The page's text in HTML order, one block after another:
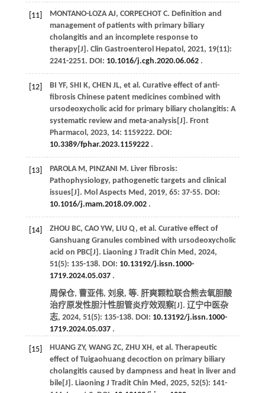
[11] MONTANO-LOZA AJ, CORPECHOT C. Definition and
management of patients with primary biliary
cholangitis and an incomplete response to
therapy[J]. Clin Gastroenterol Hepatol , 2021, 19(11):
2241-2251. DOI: 10.1016/j.cgh.2020.06.062.
[12] BI YF, SHI K, CHEN JL, et al . Curative effect of anti-
fibrosis Chinese patent medicines combined with
ursodeoxycholic acid for primary biliary cholangitis: A
systematic review and meta-analysis[J]. Front
Pharmacol , 2023, 14: 1159222. DOI:
10.3389/fphar.2023.1159222.
[13] PAROLA M, PINZANI M. Liver fibrosis:
Pathophysiology, pathogenetic targets and clinical
issues[J]. Mol Aspects Med , 2019, 65: 37-55. DOI:
10.1016/j.mam.2018.09.002.
[14] ZHOU BC, CAO YW, LIU Q, et al . Curative effect of
Ganshuang Granules combined with ursodeoxycholic
acid on PBC[J]. Liaoning J Tradit Chin Med , 2024,
51(5): 135-138. DOI: 10.13192/j.issn.1000-
1719.2024.05.037.
周保仓, 曹亚伟, 刘泉, 等. 肝爽颗粒联合熊去氧胆酸
治疗原发性胆汁性胆管炎疗效观察[J]. 辽宁中医杂
志, 2024, 51(5): 135-138. DOI: 10.13192/j.issn.1000-
1719.2024.05.037.
[15] HUANG ZY, WANG ZC, ZHU XH, et al . Therapeutic
effect of Tuigaohuang decoction on primary biliary
cholangitis caused by dampness and heat in liver and
bile[J]. Liaoning J Tradit Chin Med , 2025, 52(5): 141-